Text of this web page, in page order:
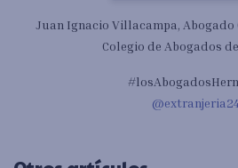
Juan Ignacio Villacampa, Abogado
Colegio de Abogados